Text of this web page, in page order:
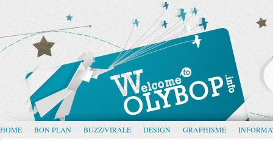
HOME BON PLAN BUZZ/VIRALE DESIGN GRAPHISME